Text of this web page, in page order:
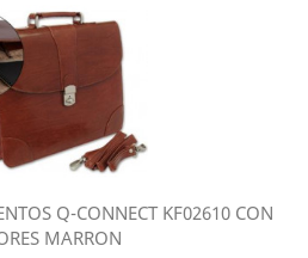
Q-CONNECT KF02610 CON
MARRON